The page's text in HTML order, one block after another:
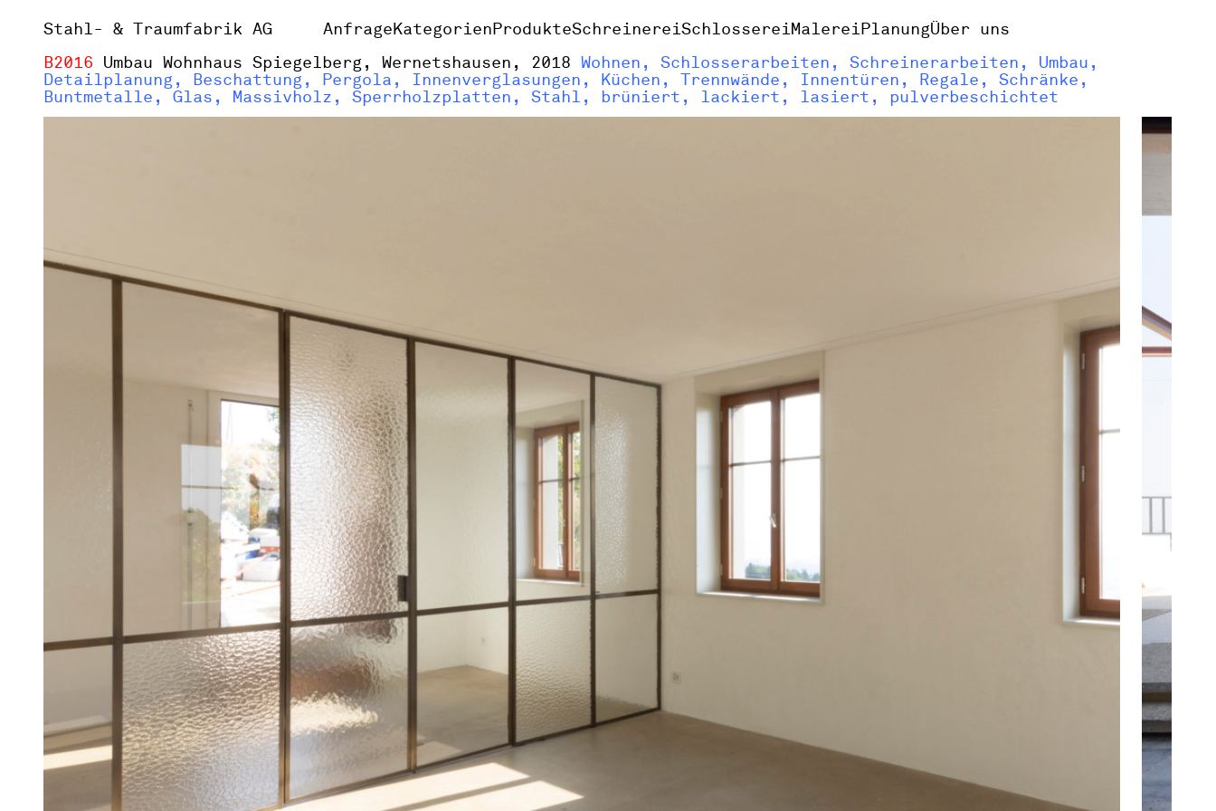
Stahl- & Traumfabrik AG AnfrageKategorienProdukteSchreinereiSchlossereiMalereiPlanungÜber uns
B2016 Umbau Wohnhaus Spiegelberg, Wernetshausen, 2018 Wohnen, Schlosserarbeiten, Schreinerarbeiten, Umbau,
Detailplanung, Beschattung, Pergola, Innenverglasungen, Küchen, Trennwände, Innentüren, Regale, Schränke,
Buntmetalle, Glas, Massivholz, Sperrholzplatten, Stahl, brüniert, lackiert, lasiert, pulverbeschichtet